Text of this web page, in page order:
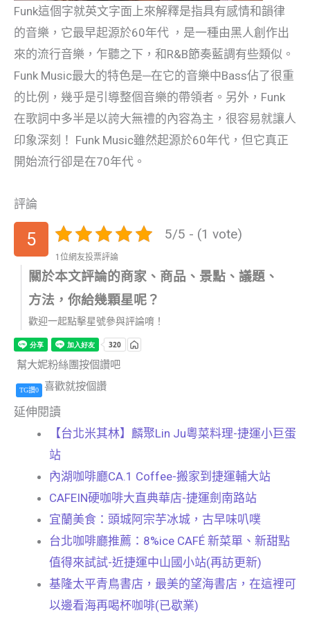
Funk這個字就英文字面上來解釋是指具有感情和韻律
的音樂，它最早起源於60年代 ，是一種由黑人創作出
來的流行音樂，乍聽之下，和R&B節奏藍調有些類似。
Funk Music最大的特色是─在它的音樂中Bass佔了很重
的比例，幾乎是引導整個音樂的帶領者。另外，Funk
在歌詞中多半是以誇大無禮的內容為主，很容易就讓人
印象深刻！ Funk Music雖然起源於60年代，但它真正
開始流行卻是在70年代。
評論
5 5/5 - (1 vote)
1位網友投票評論
關於本文評論的商家、商品、景點、議題、
方法，你給幾顆星呢？
歡迎一起點擊星號參與評論唷！
幫大妮粉絲團按個讚吧
TG讚0 喜歡就按個讚
延伸閱讀
【台北米其林】麟聚Lin Ju粵菜料理-捷運小巨蛋
站
內湖咖啡廳CA.1 Coffee-搬家到捷運輔大站
CAFEIN硬咖啡大直典華店-捷運劍南路站
宜蘭美食：頭城阿宗芋冰城，古早味叭噗
台北咖啡廳推薦：8%ice CAFÉ 新菜單、新甜點
值得來試試-近捷運中山國小站(再訪更新)
基隆太平青鳥書店，最美的望海書店，在這裡可
以邊看海再喝杯咖啡(已歇業)